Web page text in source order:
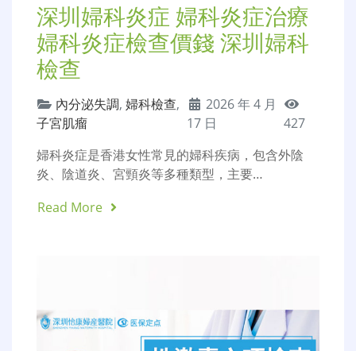
深圳婦科炎症 婦科炎症治療
婦科炎症檢查價錢 深圳婦科
檢查
內分泌失調, 婦科檢查,
子宮肌瘤
2026 年 4 月
17 日
427
婦科炎症是香港女性常見的婦科疾病，包含外陰
炎、陰道炎、宮頸炎等多種類型，主要…
Read More